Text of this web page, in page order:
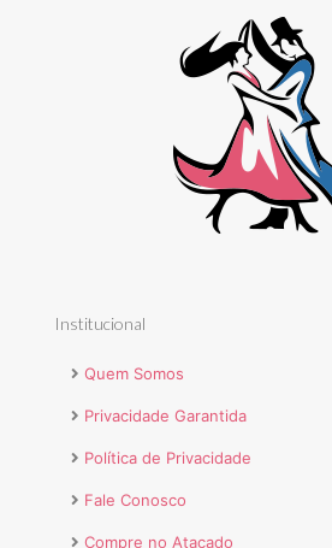
Institucional
Quem Somos
Privacidade Garantida
Política de Privacidade
Fale Conosco
Compre no Atacado